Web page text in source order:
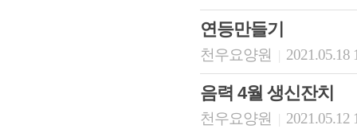
연등만들기
천우요양원 2021.05.18
음력 4월 생신잔치
천우요양원 2021.05.12